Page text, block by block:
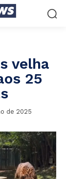
velha
25
de 2025